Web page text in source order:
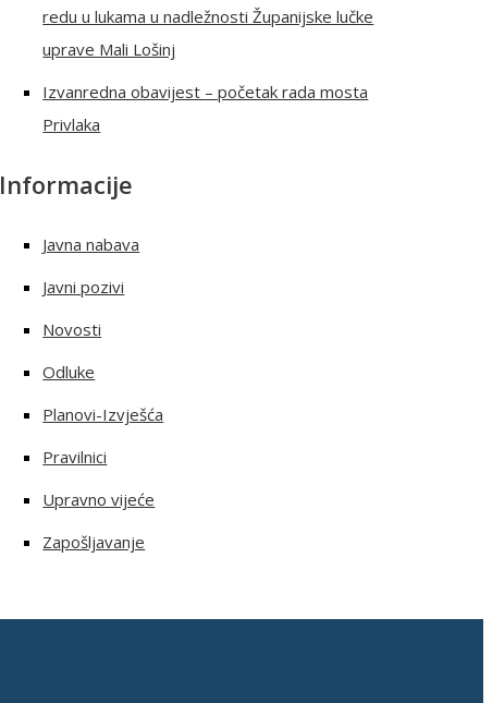
redu u lukama u nadležnosti Županijske lučke
uprave Mali Lošinj
Izvanredna obavijest – početak rada mosta
Privlaka
Informacije
Javna nabava
Javni pozivi
Novosti
Odluke
Planovi-Izvješća
Pravilnici
Upravno vijeće
Zapošljavanje